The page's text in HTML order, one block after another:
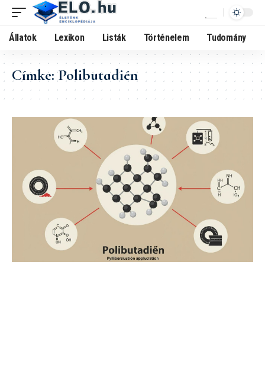
Állatok Lexikon Listák Történelem Tudomány
Címke:Polibutadién